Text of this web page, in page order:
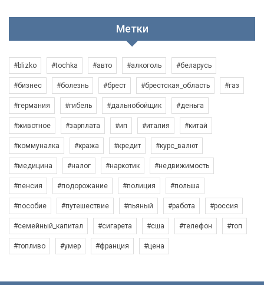
Метки
#blizko #tochka #авто #алкоголь #беларусь
#бизнес #болезнь #брест #брестская_область #газ
#германия #гибель #дальнобойщик #деньга
#животное #зарплата #ип #италия #китай
#коммуналка #кража #кредит #курс_валют
#медицина #налог #наркотик #недвижимость
#пенсия #подорожание #полиция #польша
#пособие #путешествие #пьяный #работа #россия
#семейный_капитал #сигарета #сша #телефон #топ
#топливо #умер #франция #цена